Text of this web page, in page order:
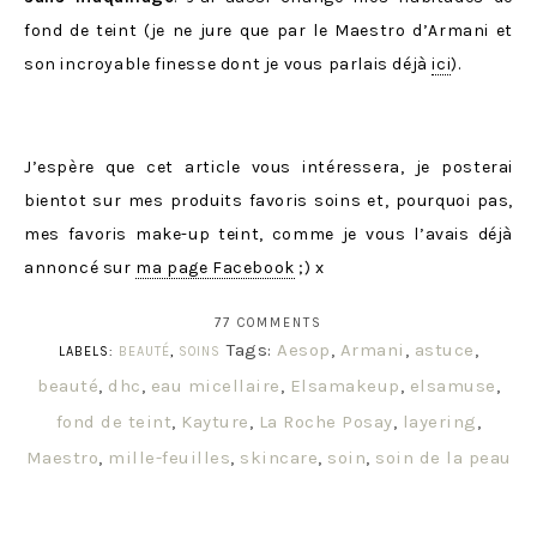
fond de teint (je ne jure que par le Maestro d’Armani et
son incroyable finesse dont je vous parlais déjàici).
J’espère que cet article vous intéressera, je posterai
bientot sur mes produits favoris soins et, pourquoi pas,
mes favoris make-up teint, comme je vous l’avais déjà
annoncé sur ma page Facebook ;) x
77 COMMENTS
LABELS: BEAUTÉ, SOINS Tags: Aesop, Armani , astuce,
beauté, dhc, eau micellaire, Elsamakeup, elsamuse,
fond de teint, Kayture, La Roche Posay, layering,
Maestro, mille-feuilles, skincare, soin, soin de la peau